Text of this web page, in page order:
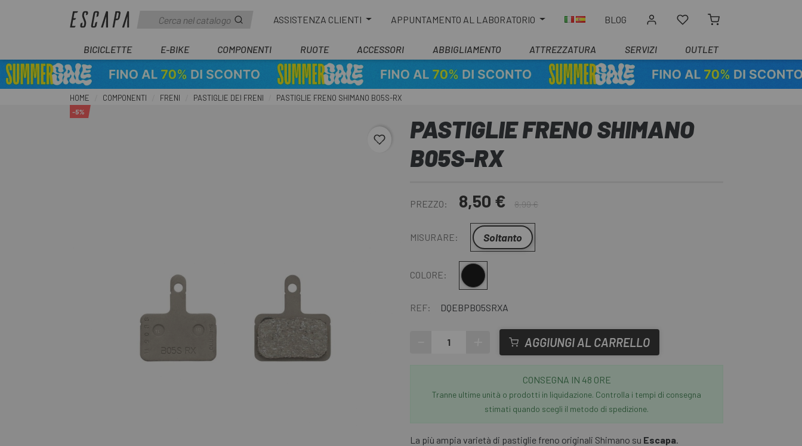
ASSISTENZA CLIENTI APPUNTAMENTO AL LABORATORIO BLOG
BICICLETTE E-BIKE COMPONENTI RUOTE ACCESSORI ABBIGLIAMENTO ATTREZZATURA SERVIZI OUTLET
HOME COMPONENTI FRENI PASTIGLIE DEI FRENI PASTIGLIE FRENO SHIMANO B05S-RX
favorite_border
-5%
PASTIGLIE FRENO SHIMANO
B05S-RX
PREZZO: 8,50 € 8,99 €
MISURARE: Soltanto
COLORE: Multiplo
REF: DQEBPB05SRXA
AGGIUNGI AL CARRELLO
CONSEGNA IN 48 ORE
Tranne ultime unità o prodotti in liquidazione. Controlla i tempi di consegna
stimati quando scegli il metodo di spedizione.
La più ampia varietà di pastiglie freno originali Shimano su Escapa.